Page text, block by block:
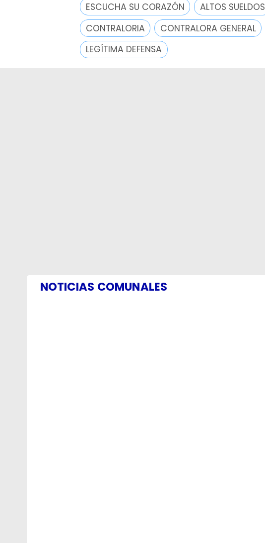
ESCUCHA SU CORAZÓN
ALTOS SUELDOS
CONTRALORIA
CONTRALORA GENERAL
LEGÍTIMA DEFENSA
NOTICIAS COMUNALES